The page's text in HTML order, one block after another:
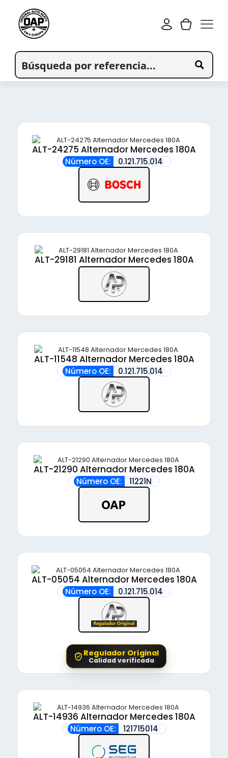
ALT-24275 Alternador Mercedes 180A
Número OE: 0.121.715.014
ALT-29181 Alternador Mercedes 180A
ALT-11548 Alternador Mercedes 180A
Número OE: 0.121.715.014
ALT-21290 Alternador Mercedes 180A
Número OE: 11221N
ALT-05054 Alternador Mercedes 180A
Número OE: 0.121.715.014
Regulador Original
Calidad verificada
ALT-14936 Alternador Mercedes 180A
Número OE: 121715014